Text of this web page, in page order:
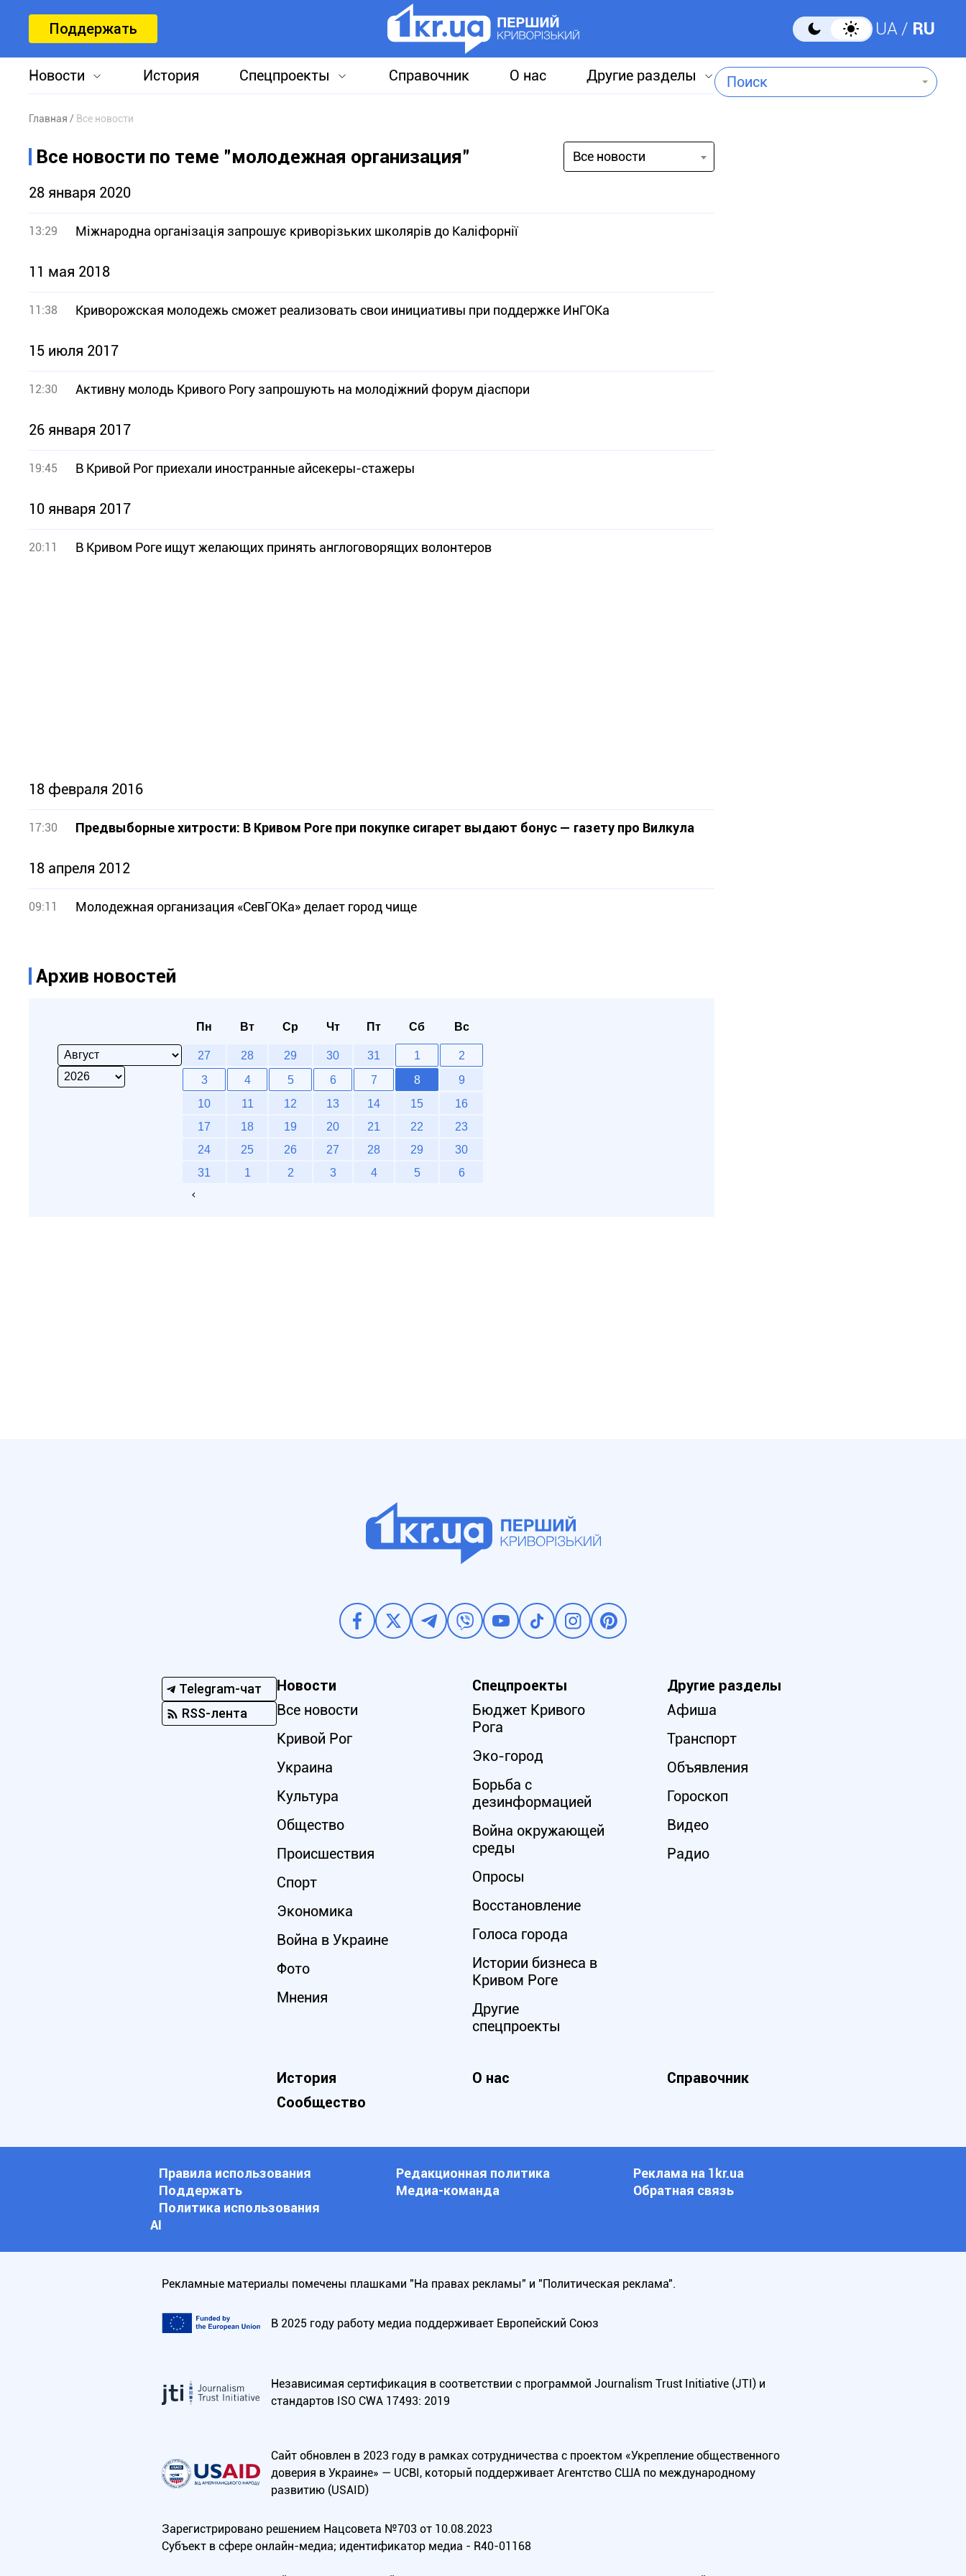
Поддержать UA RU
Новости История Спецпроекты Справочник О нас Другие разделы Поиск
Главная Все новости
Все новости по теме "молодежная организация" Все новости
28 января 2020
13:29 Міжнародна організація запрошує криворізьких школярів до Каліфорнії
11 мая 2018
11:38 Криворожская молодежь сможет реализовать свои инициативы при поддержке ИнГОКа
15 июля 2017
12:30 Активну молодь Кривого Рогу запрошують на молодіжний форум діаспори
26 января 2017
19:45 В Кривой Рог приехали иностранные айсекеры-стажеры
10 января 2017
20:11 В Кривом Роге ищут желающих принять англоговорящих волонтеров
18 февраля 2016
17:30 Предвыборные хитрости: В Кривом Роге при покупке сигарет выдают бонус — газету про Вилкула
18 апреля 2012
09:11 Молодежная организация «СевГОКа» делает город чище
Архив новостей
Пн Вт Ср Чт Пт Сб Вс
27 28 29 30 31 1
2
3
4 5 6 7 8
9
10
11 12 13 14 15
16
17
18 19 20 21 22
23
24
25 26 27 28 29
30
31
1 2 3 4 5 6
Telegram-чат
RSS-лента
Новости
Все новости
Кривой Рог
Украина
Культура
Общество
Происшествия
Спорт
Экономика
Война в Украине
Фото
Мнения
Спецпроекты
Бюджет Кривого
Рога
Эко-город
Борьба с
дезинформацией
Война окружающей
среды
Опросы
Восстановление
Голоса города
Истории бизнеса в
Кривом Роге
Другие
спецпроекты
Другие разделы
Афиша
Транспорт
Объявления
Гороскоп
Видео
Радио
История О нас
Справочник
Сообщество
Правила использования Редакционная политика
Реклама на 1kr.ua
Поддержать
Медиа-команда
Обратная связь
Политика использования
АI
Рекламные материалы помечены плашками "На правах рекламы" и "Политическая реклама".
В 2025 году работу медиа поддерживает Европейский Союз
Независимая сертификация в соответствии с программой Journalism Trust Initiative (JTI) и
стандартов ISO CWA 17493: 2019
Сайт обновлен в 2023 году в рамках сотрудничества с проектом «Укрепление общественного
доверия в Украине» — UCBI, который поддерживает Агентство США по международному
развитию (USAID)
Зарегистрировано решением Нацсовета №703 от 10.08.2023
Субъект в сфере онлайн-медиа; идентификатор медиа - R40-01168